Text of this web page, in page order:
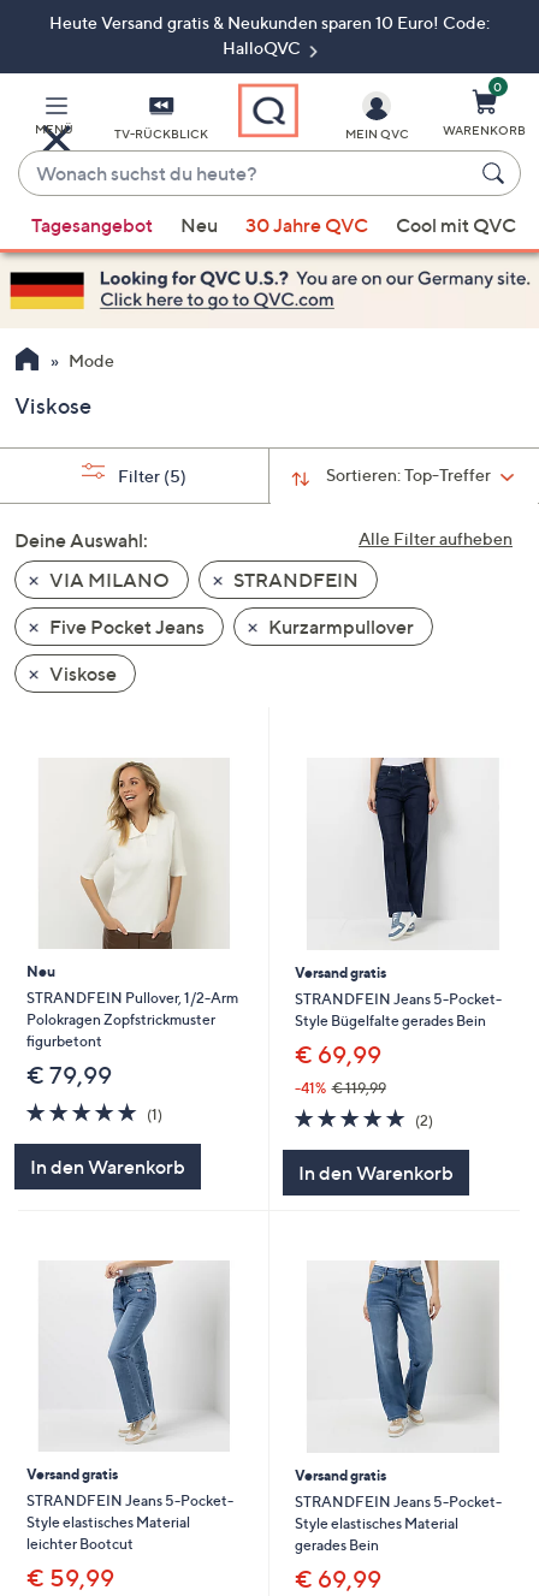
ZumHeute Versand gratis & Neukunden sparen 10 Euro! Code:
HalloQVC
MENÜ TV-RÜCKBLICK
Wonach
suchst
du
heute?
Vorschläge
verfügbar
sind,
verwenden
Sie
Pfeiltasten
nach
und
nach
unten
oder
wischen
Sie
auf
anzuzeigen.
MEIN QVC
0
WARENKORB
Tagesangebot Neu 30 Jahre QVC Cool mit QVC
Mode
Viskose
Sortieren:Top-Treffer
Filter (5)
Alle Filter aufheben
Deine Auswahl:
VIA MILANO
STRANDFEIN
Five Pocket Jeans
Kurzarmpullover
Viskose
Neu
STRANDFEIN Pullover, 1/2-Arm
Polokragen Zopfstrickmuster
figurbetont
€ 79,99
5.0
von
(1)1
In den Warenkorb
Versand gratis
STRANDFEIN Jeans 5-Pocket-
Style Bügelfalte gerades Bein
€ 69,99
-41% € 119,99
5.0
von
(2)2
In den Warenkorb
Versand gratis
STRANDFEIN Jeans 5-Pocket-
Style elastisches Material
leichter Bootcut
€ 59,99
Versand gratis
STRANDFEIN Jeans 5-Pocket-
Style elastisches Material
gerades Bein
€ 69,99